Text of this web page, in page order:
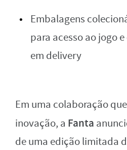
Embalagens
para acesso ao jogo
em delivery
Em uma colaboração
inovação, a Fanta
de uma edição limitada